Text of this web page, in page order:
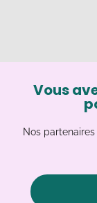
Vous
Nos